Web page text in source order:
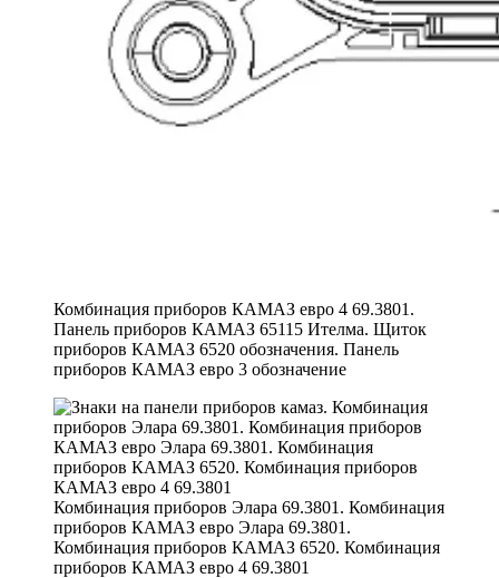
Комбинация приборов КАМАЗ евро 4 69.3801.
Панель приборов КАМАЗ 65115 Ителма. Щиток
приборов КАМАЗ 6520 обозначения. Панель
приборов КАМАЗ евро 3 обозначение
Комбинация приборов Элара 69.3801. Комбинация
приборов КАМАЗ евро Элара 69.3801.
Комбинация приборов КАМАЗ 6520. Комбинация
приборов КАМАЗ евро 4 69.3801